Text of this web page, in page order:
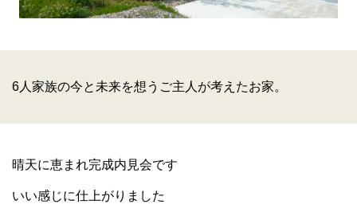
6人家族の今と未来を想うご主人が考えたお家。
晴天に恵まれ完成内見会です
いい感じに仕上がりました